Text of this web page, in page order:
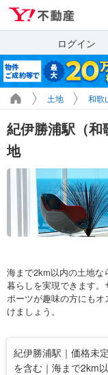
ログイン
土地 和歌
紀伊勝浦駅（
地
海まで2km以内の土地
暮らしを実現できます
ポーツが趣味の方にも
けましょう。
紀伊勝浦駅｜価格未
を含む｜海まで2km